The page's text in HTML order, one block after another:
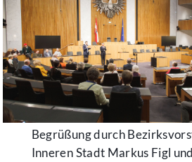
Begrüßung durch
Inneren Stadt Markus Figl und